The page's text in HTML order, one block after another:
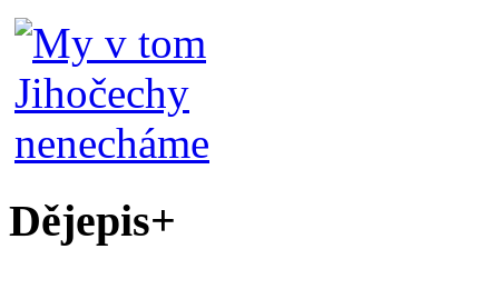
Dějepis+